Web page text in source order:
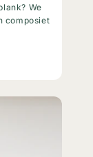
We
composiet